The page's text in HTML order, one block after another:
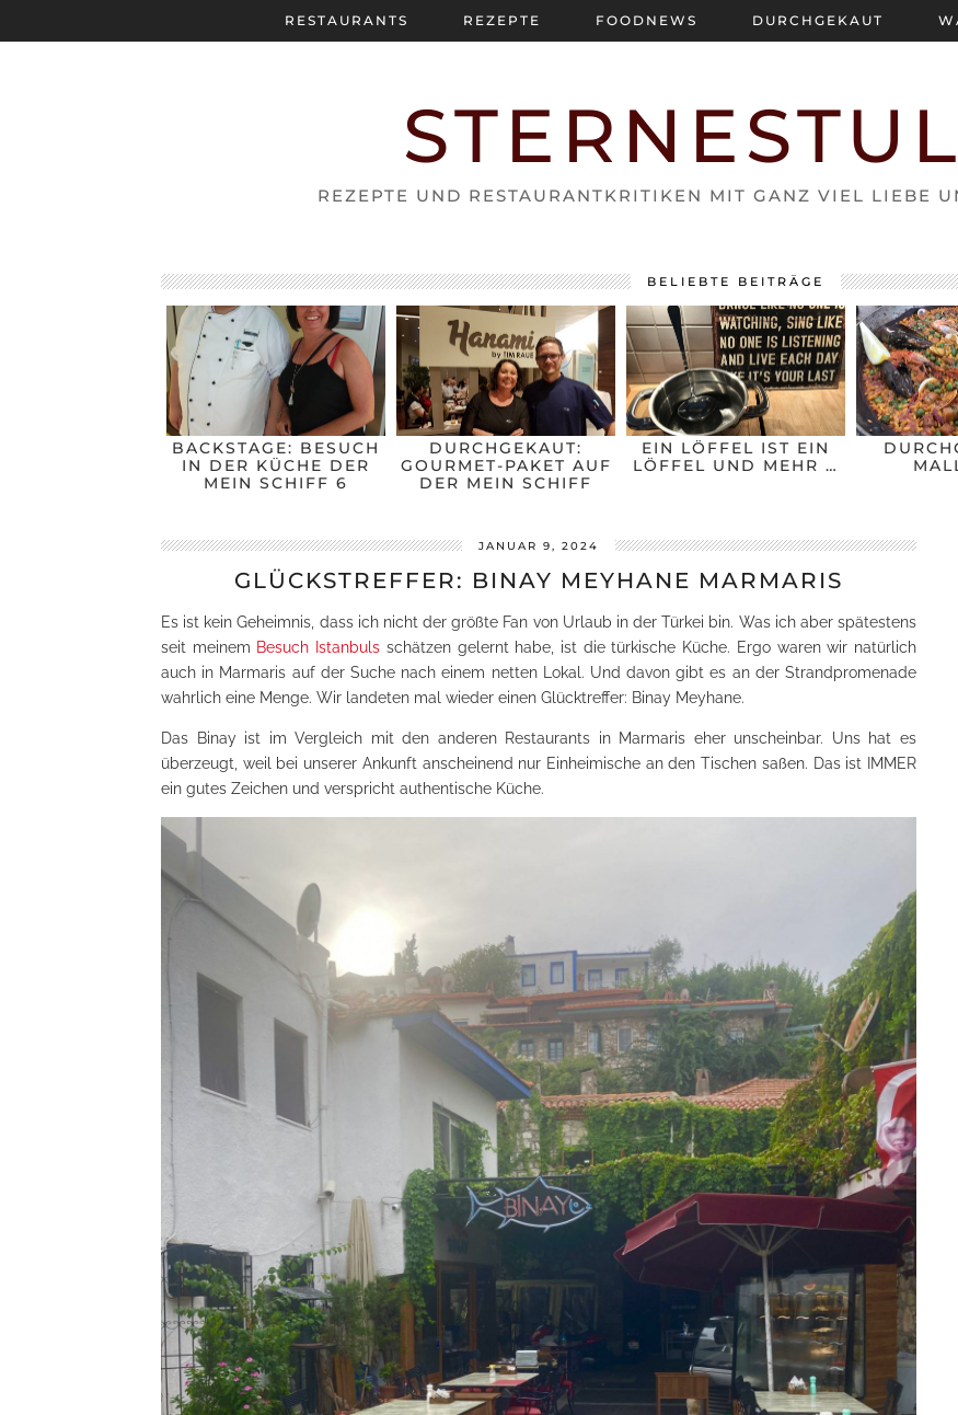
REZEPTE UND RESTAURANTKRITIKEN MIT GANZ VIEL LIEBE
RESTAURANTS REZEPTE FOODNEWS DURCHGEKAUT
BELIEBTE BEITRÄGE
BACKSTAGE: BESUCH
IN DER KÜCHE DER
MEIN SCHIFF 6
DURCHGEKAUT:
GOURMET-PAKET AUF
DER MEIN SCHIFF
EIN LÖFFEL IST EIN
LÖFFEL UND MEHR …
JANUAR 9, 2024
GLÜCKSTREFFER: BINAY MEYHANE MARMARIS
Es ist kein Geheimnis, dass ich nicht der größte Fan von Urlaub in der Türkei bin. Was ich aber spätestens
seit meinem Besuch Istanbuls schätzen gelernt habe, ist die türkische Küche. Ergo waren wir natürlich
auch in Marmaris auf der Suche nach einem netten Lokal. Und davon gibt es an der Strandpromenade
wahrlich eine Menge. Wir landeten mal wieder einen Glücktreffer: Binay Meyhane.
Das Binay ist im Vergleich mit den anderen Restaurants in Marmaris eher unscheinbar. Uns hat es
überzeugt, weil bei unserer Ankunft anscheinend nur Einheimische an den Tischen saßen. Das ist IMMER
ein gutes Zeichen und verspricht authentische Küche.